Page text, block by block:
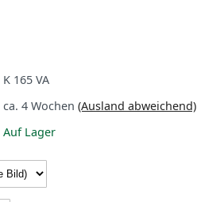
K 165 VA
ca. 4 Wochen (Ausland abweichend)
Auf Lager